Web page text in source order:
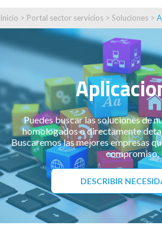
Inicio > Portal sector servicios > Soluciones >
Puedes buscar las soluciones de
homologados o directamente
Buscaremos las mejores empresas
compromiso.
DESCRIBIR